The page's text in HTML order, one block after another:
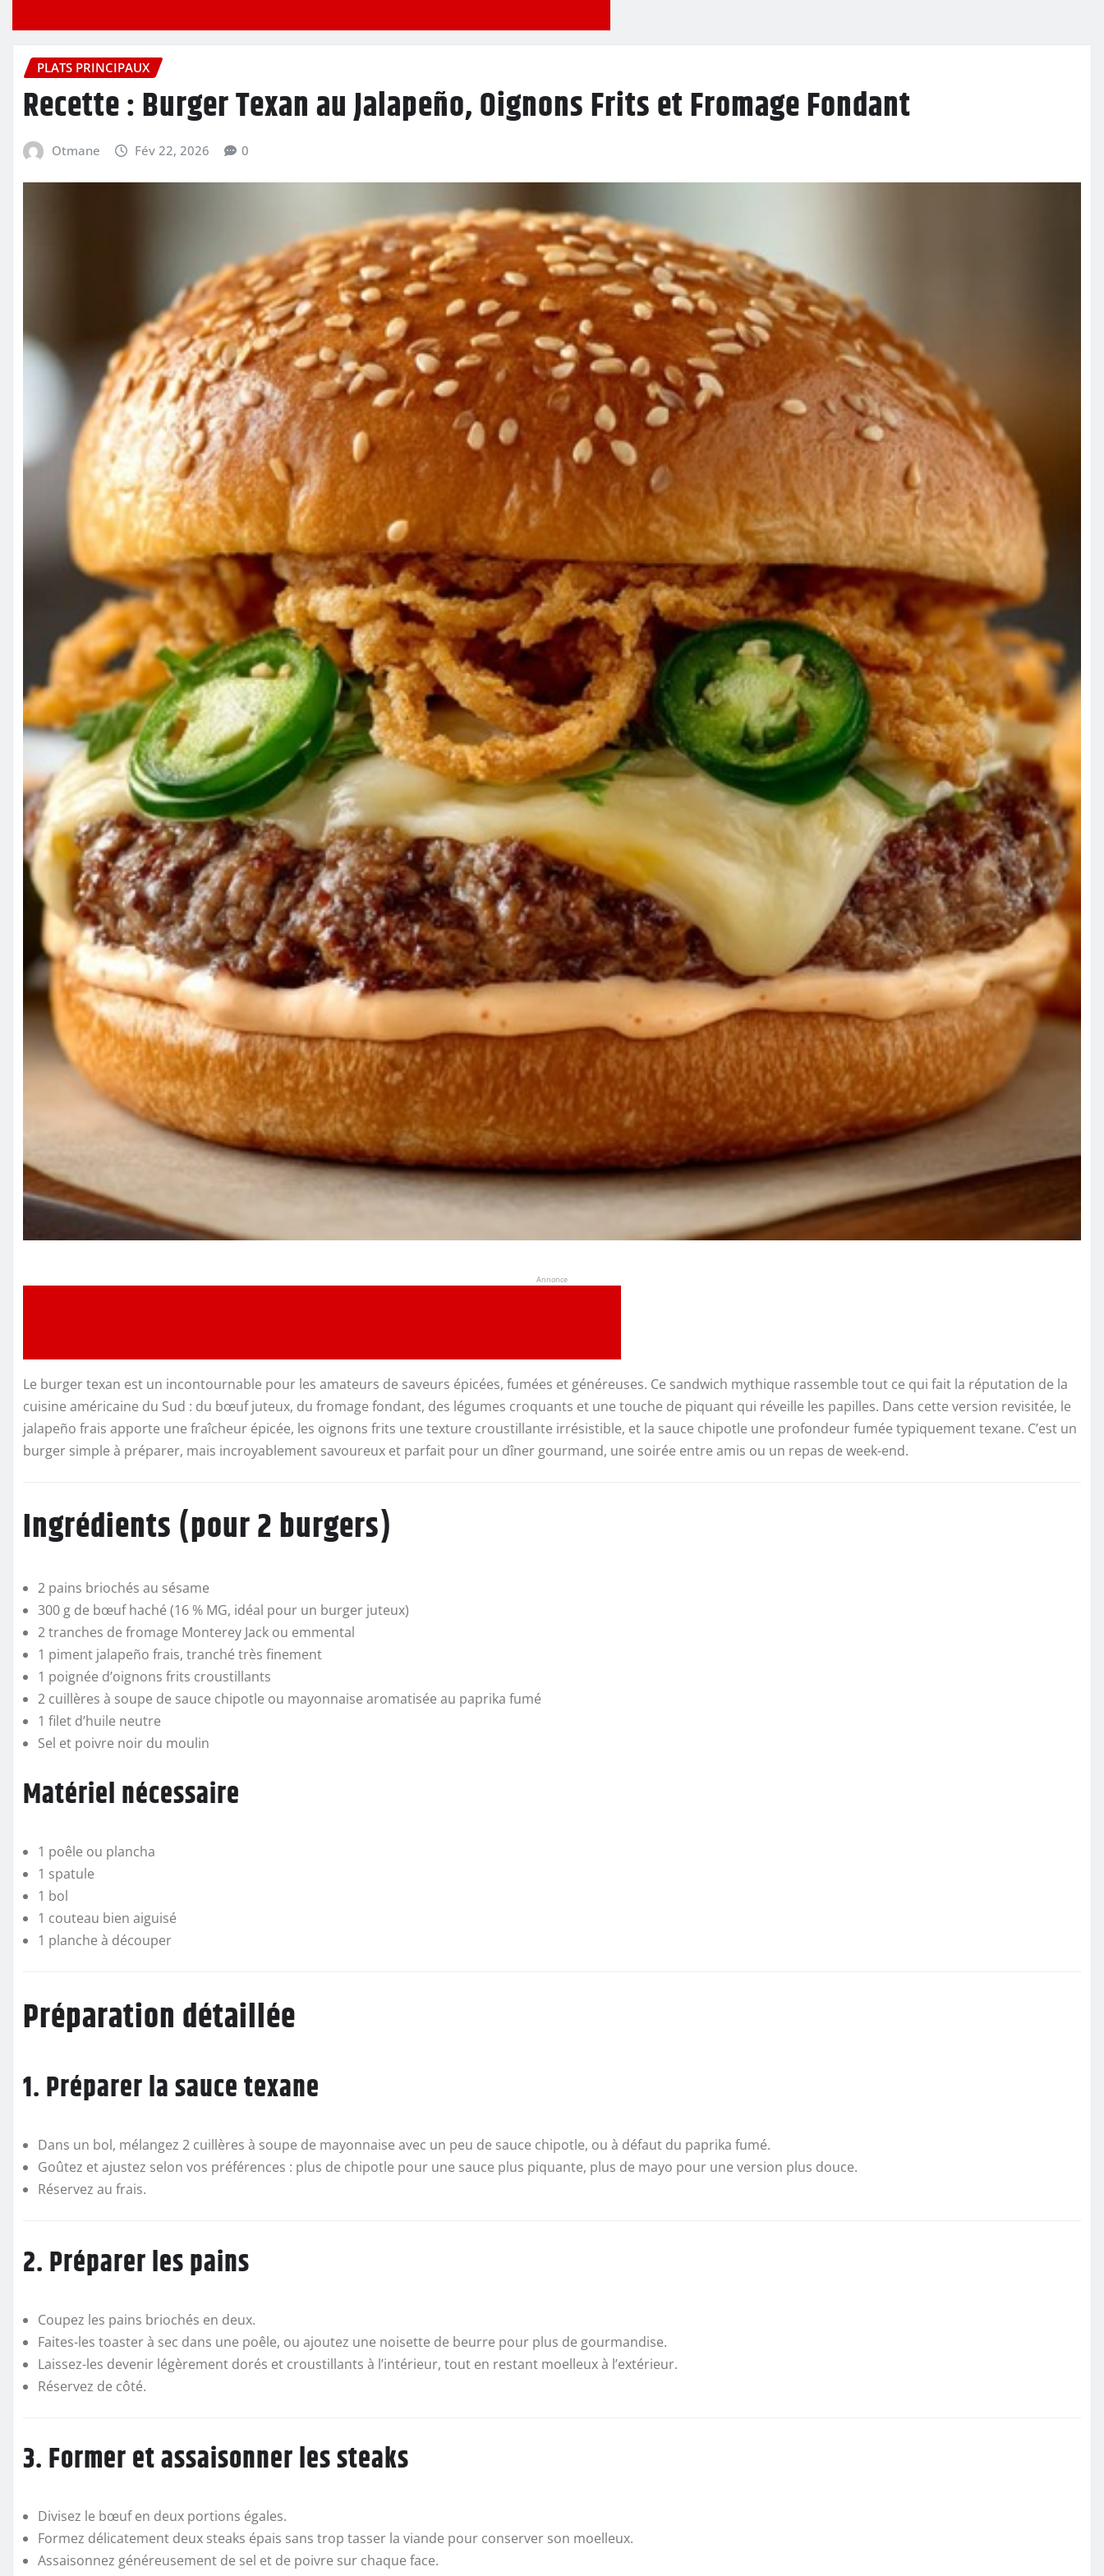
PLATS PRINCIPAUX
Recette : Burger Texan au Jalapeño, Oignons Frits et Fromage Fondant
Otmane Fév 22, 2026 0
Annonce
Le burger texan est un incontournable pour les amateurs de saveurs épicées, fumées et généreuses. Ce sandwich mythique rassemble tout ce qui fait la réputation de la
cuisine américaine du Sud : du bœuf juteux, du fromage fondant, des légumes croquants et une touche de piquant qui réveille les papilles. Dans cette version revisitée, le
jalapeño frais apporte une fraîcheur épicée, les oignons frits une texture croustillante irrésistible, et la sauce chipotle une profondeur fumée typiquement texane. C’est un
burger simple à préparer, mais incroyablement savoureux et parfait pour un dîner gourmand, une soirée entre amis ou un repas de week-end.
Ingrédients (pour 2 burgers)
2 pains briochés au sésame
300 g de bœuf haché (16 % MG, idéal pour un burger juteux)
2 tranches de fromage Monterey Jack ou emmental
1 piment jalapeño frais, tranché très finement
1 poignée d’oignons frits croustillants
2 cuillères à soupe de sauce chipotle ou mayonnaise aromatisée au paprika fumé
1 filet d’huile neutre
Sel et poivre noir du moulin
Matériel nécessaire
1 poêle ou plancha
1 spatule
1 bol
1 couteau bien aiguisé
1 planche à découper
Préparation détaillée
1. Préparer la sauce texane
Dans un bol, mélangez 2 cuillères à soupe de mayonnaise avec un peu de sauce chipotle, ou à défaut du paprika fumé.
Goûtez et ajustez selon vos préférences : plus de chipotle pour une sauce plus piquante, plus de mayo pour une version plus douce.
Réservez au frais.
2. Préparer les pains
Coupez les pains briochés en deux.
Faites-les toaster à sec dans une poêle, ou ajoutez une noisette de beurre pour plus de gourmandise.
Laissez-les devenir légèrement dorés et croustillants à l’intérieur, tout en restant moelleux à l’extérieur.
Réservez de côté.
3. Former et assaisonner les steaks
Divisez le bœuf en deux portions égales.
Formez délicatement deux steaks épais sans trop tasser la viande pour conserver son moelleux.
Assaisonnez généreusement de sel et de poivre sur chaque face.